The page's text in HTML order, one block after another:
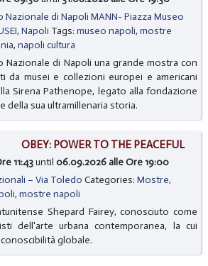
di Napoli MANN- Piazza Museo
,Napoli Tags:museo napoli,mostre
,napoli cultura
Nazionale di Napoli una grande mostra con
da musei e collezioni europei e americani
Sirena Pathenope, legato alla fondazione
della sua ultramillenaria storia.
OBEY: POWER TO THE PEACEFUL
11:43until06.09.2026 alle Ore 19:00
– Via Toledo Categories:Mostre,
,mostre napoli
Shepard Fairey, conosciuto come
dell'arte urbana contemporanea, la cui
globale.